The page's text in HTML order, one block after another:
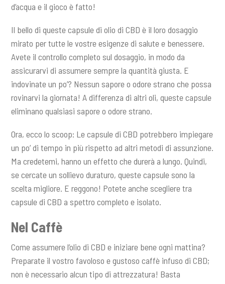
d’acqua e il gioco è fatto!
Il bello di queste capsule di olio di CBD è il loro dosaggio
mirato per tutte le vostre esigenze di salute e benessere.
Avete il controllo completo sul dosaggio, in modo da
assicurarvi di assumere sempre la quantità giusta. E
indovinate un po’? Nessun sapore o odore strano che possa
rovinarvi la giornata! A differenza di altri oli, queste capsule
eliminano qualsiasi sapore o odore strano.
Ora, ecco lo scoop: Le capsule di CBD potrebbero impiegare
un po’ di tempo in più rispetto ad altri metodi di assunzione.
Ma credetemi, hanno un effetto che durerà a lungo. Quindi,
se cercate un sollievo duraturo, queste capsule sono la
scelta migliore. E reggono! Potete anche scegliere tra
capsule di CBD a spettro completo e isolato.
Nel Caffè
Come assumere l’olio di CBD e iniziare bene ogni mattina?
Preparate il vostro favoloso e gustoso caffè infuso di CBD;
non è necessario alcun tipo di attrezzatura! Basta